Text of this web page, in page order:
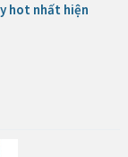
hot nhất hiện